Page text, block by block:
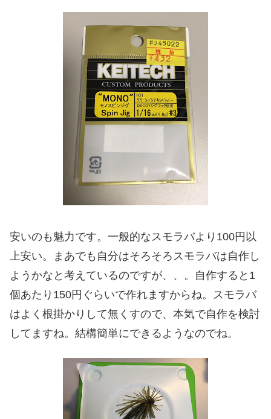
安いのも魅力です。一般的なスモラバより100円以
上安い。まあでも自分はそろそろスモラバは自作し
ようかなと考えているのですが、、。自作すると1
個あたり150円ぐらいで作れますからね。スモラバ
はよく根掛かりして無くすので、本気で自作を検討
してますね。結構簡単にできるようなのでね。